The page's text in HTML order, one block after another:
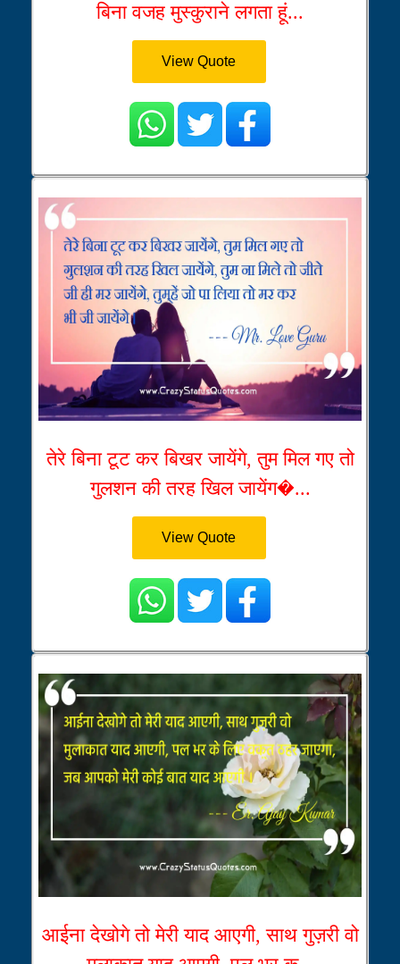
बिना वजह मुस्कुराने लगता हूं...
View Quote
तेरे बिना टूट कर बिखर जायेंगे, तुम मिल गए तो
गुलशन की तरह खिल जायेंग�...
View Quote
आईना देखोगे तो मेरी याद आएगी, साथ गुज़री वो